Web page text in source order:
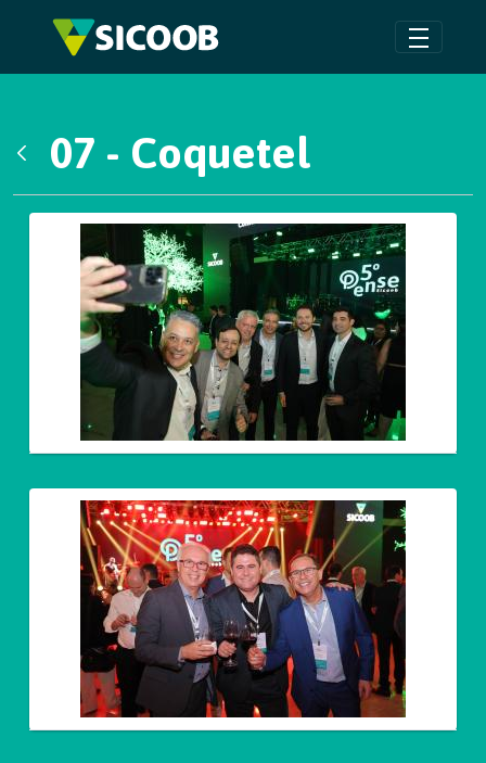
Pular para o Conteúdo principal
07 - Coquetel
Galeria de Mídias